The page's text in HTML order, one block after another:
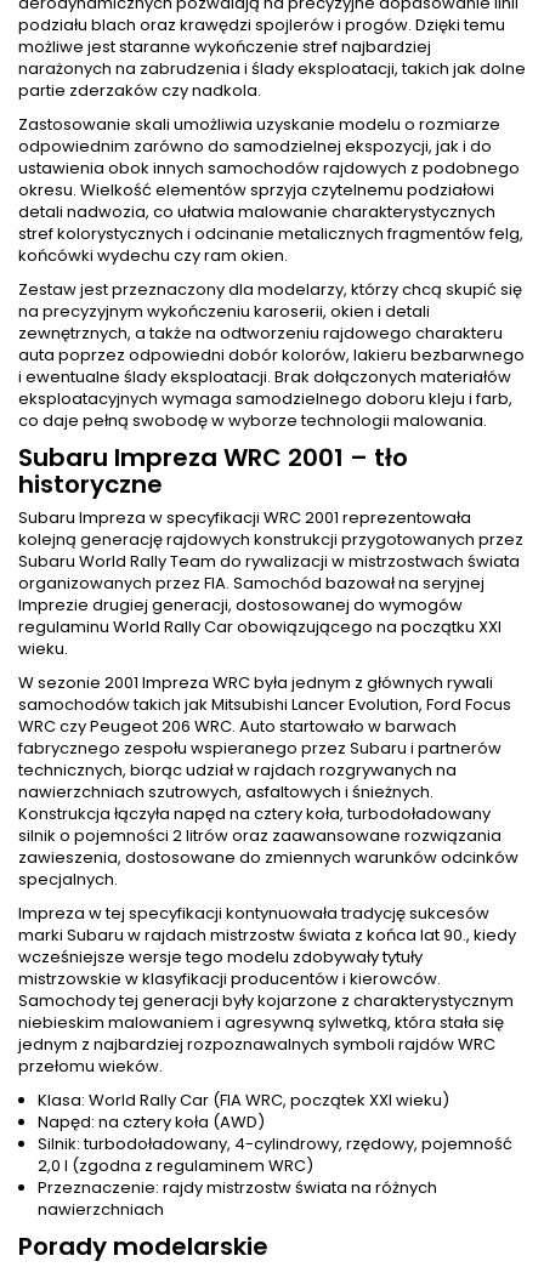
podziału blach oraz krawędzi spojlerów i progów. Dzięki temu
możliwe jest staranne wykończenie stref najbardziej
narażonych na zabrudzenia i ślady eksploatacji, takich jak dolne
partie zderzaków czy nadkola.
Zastosowanie skali umożliwia uzyskanie modelu o rozmiarze
odpowiednim zarówno do samodzielnej ekspozycji, jak i do
ustawienia obok innych samochodów rajdowych z podobnego
okresu. Wielkość elementów sprzyja czytelnemu podziałowi
detali nadwozia, co ułatwia malowanie charakterystycznych
stref kolorystycznych i odcinanie metalicznych fragmentów felg,
końcówki wydechu czy ram okien.
Zestaw jest przeznaczony dla modelarzy, którzy chcą skupić się
na precyzyjnym wykończeniu karoserii, okien i detali
zewnętrznych, a także na odtworzeniu rajdowego charakteru
auta poprzez odpowiedni dobór kolorów, lakieru bezbarwnego
i ewentualne ślady eksploatacji. Brak dołączonych materiałów
eksploatacyjnych wymaga samodzielnego doboru kleju i farb,
co daje pełną swobodę w wyborze technologii malowania.
Subaru Impreza WRC 2001 – tło
historyczne
Subaru Impreza w specyfikacji WRC 2001 reprezentowała
kolejną generację rajdowych konstrukcji przygotowanych przez
Subaru World Rally Team do rywalizacji w mistrzostwach świata
organizowanych przez FIA. Samochód bazował na seryjnej
Imprezie drugiej generacji, dostosowanej do wymogów
regulaminu World Rally Car obowiązującego na początku XXI
wieku.
W sezonie 2001 Impreza WRC była jednym z głównych rywali
samochodów takich jak Mitsubishi Lancer Evolution, Ford Focus
WRC czy Peugeot 206 WRC. Auto startowało w barwach
fabrycznego zespołu wspieranego przez Subaru i partnerów
technicznych, biorąc udział w rajdach rozgrywanych na
nawierzchniach szutrowych, asfaltowych i śnieżnych.
Konstrukcja łączyła napęd na cztery koła, turbodoładowany
silnik o pojemności 2 litrów oraz zaawansowane rozwiązania
zawieszenia, dostosowane do zmiennych warunków odcinków
specjalnych.
Impreza w tej specyfikacji kontynuowała tradycję sukcesów
marki Subaru w rajdach mistrzostw świata z końca lat 90., kiedy
wcześniejsze wersje tego modelu zdobywały tytuły
mistrzowskie w klasyfikacji producentów i kierowców.
Samochody tej generacji były kojarzone z charakterystycznym
niebieskim malowaniem i agresywną sylwetką, która stała się
jednym z najbardziej rozpoznawalnych symboli rajdów WRC
przełomu wieków.
Klasa: World Rally Car (FIA WRC, początek XXI wieku)
Napęd: na cztery koła (AWD)
Silnik: turbodoładowany, 4-cylindrowy, rzędowy, pojemność
2,0 l (zgodna z regulaminem WRC)
Przeznaczenie: rajdy mistrzostw świata na różnych
nawierzchniach
Porady modelarskie